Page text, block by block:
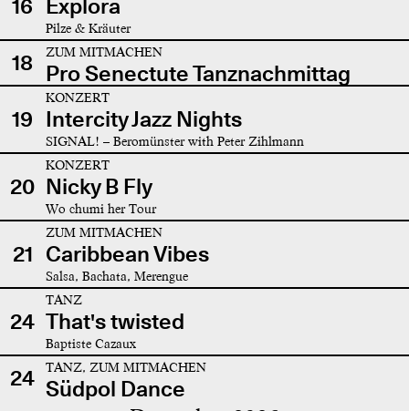
16 Explora
Pilze & Kräuter
18 ZUM MITMACHEN
Pro Senectute Tanznachmittag
19
KONZERT
Intercity Jazz Nights
SIGNAL! – Beromünster with Peter Zihlmann
20
KONZERT
Nicky B Fly
Wo chumi her Tour
21
ZUM MITMACHEN
Caribbean Vibes
Salsa, Bachata, Merengue
24
TANZ
That's twisted
Baptiste Cazaux
24 TANZ, ZUM MITMACHEN
Südpol Dance